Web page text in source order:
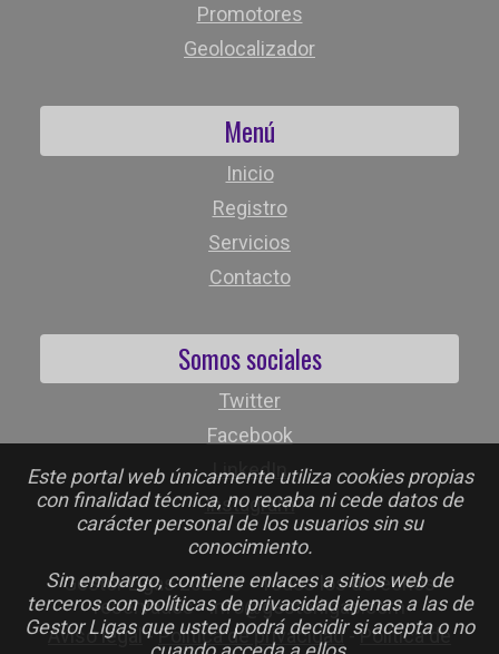
Este portal web únicamente utiliza cookies propias
con finalidad técnica, no recaba ni cede datos de
carácter personal de los usuarios sin su
conocimiento.
Sin embargo, contiene enlaces a sitios web de
terceros con políticas de privacidad ajenas a las de
Gestor Ligas que usted podrá decidir si acepta o no
Promotores
Geolocalizador
Menú
Inicio
Registro
Servicios
Contacto
Somos sociales
Twitter
Facebook
LinkedIn
Instagram
Gestor Ligas 2026 © - Todos los derechos
reservados - info@gestorligas.com
Aviso legal-Política de privacidad-Política de